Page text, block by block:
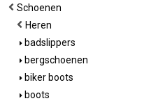
Schoenen
Heren
badslippers
bergschoenen
biker boots
boots